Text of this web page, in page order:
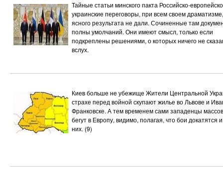
Тайные статьи минского пакта Российско-
украинские переговоры, при всем своем драматизме,
ясного результата не дали. Сочиненные там
полны умолчаний. Они имеют смысл, только если
подкреплены решениями, о которых ничего не
вслух.
Киев больше не убежище Жители Центральной
страхе перед войной скупают жилье во Львове и
Франковске. А тем временем сами западенцы
бегут в Европу, видимо, полагая, что бои докатятся
них. (9)